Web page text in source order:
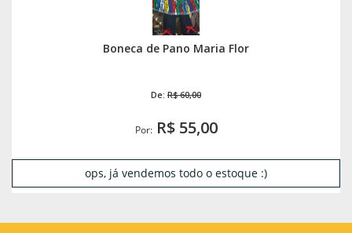
Boneca de Pano Maria Flor
De: R$ 60,00
Por:R$ 55,00
ops, já vendemos todo o estoque :)